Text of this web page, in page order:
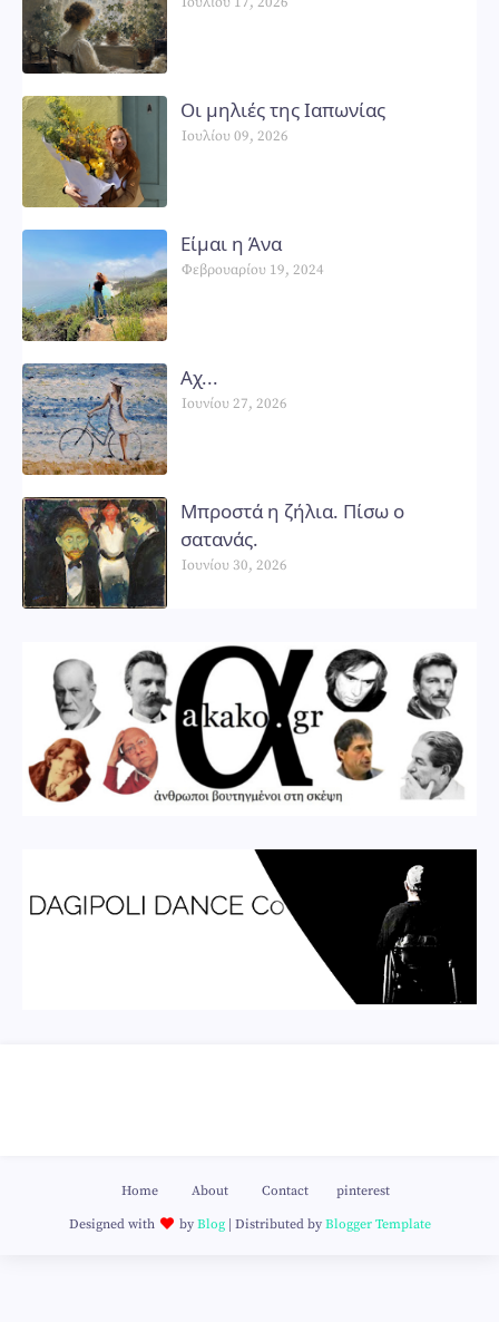
Οι μηλιές της Ιαπωνίας
Ιουλίου 09, 2026
Είμαι η Άνα
Φεβρουαρίου 19, 2024
Αχ...
Ιουνίου 27, 2026
Μπροστά η ζήλια. Πίσω ο
σατανάς.
Ιουνίου 30, 2026
Home About Contact
pinterest
Designed with
by Blog| Distributed by Blogger Template